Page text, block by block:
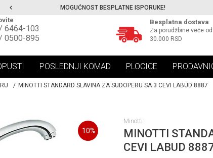
MOGUĆNOST BESPLATNE ISPORUKE!
6464-103
0500-895
Besplatna dostava
Za porudžbine veće od
30.000 RSD
POSLEDNJI KOMAD PLOCICE
MINOTTI STANDARD SLAVINA ZA SUDOPERU SA 3 CEVI LABUD 8887
10%
Minotti
MINOTTI
CEVI LABUD